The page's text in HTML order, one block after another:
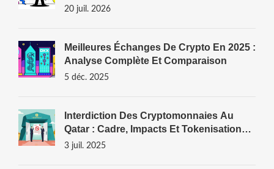
Crypto
20 juil. 2026
Meilleures Échanges De Crypto En 2025 :
Analyse Complète Et Comparaison
5 déc. 2025
Interdiction Des Cryptomonnaies Au
Qatar : Cadre, Impacts Et Tokenisation
D’actifs
3 juil. 2025